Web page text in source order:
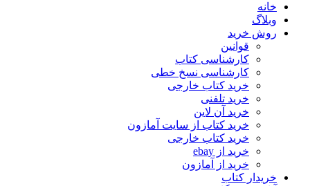
خانه
وبلاگ
روش خرید
قوانین
کارشناسی کتاب
کارشناسی نسخ خطی
خرید کتاب خارجی
خرید تلفنی
خرید آن لاین
خرید کتاب از سایت آمازون
خرید کتاب خارجی
خرید از ebay
خرید از آمازون
خریدار کتاب